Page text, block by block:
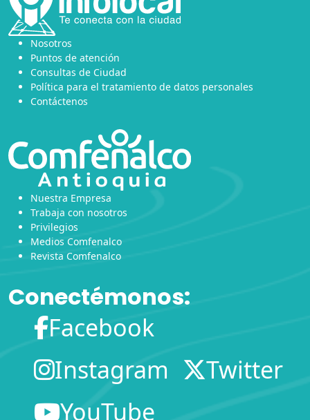
Nosotros
Puntos de atención
Consultas de Ciudad
Política para el tratamiento de datos personales
Contáctenos
Nuestra Empresa
Trabaja con nosotros
Privilegios
Medios Comfenalco
Revista Comfenalco
Conectémonos:
Facebook
Instagram
Twitter
YouTube